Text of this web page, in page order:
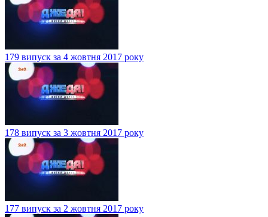
179 випуск за 4 жовтня 2017 року
178 випуск за 3 жовтня 2017 року
177 випуск за 2 жовтня 2017 року